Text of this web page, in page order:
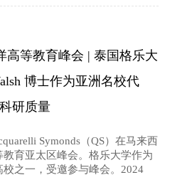
高等教育峰会 | 泰国格乐大
博士作为亚洲名校代
研质量
Symonds（QS）在马来西
育亚太区峰会。格乐大学作为
之一，受邀参与峰会。2024